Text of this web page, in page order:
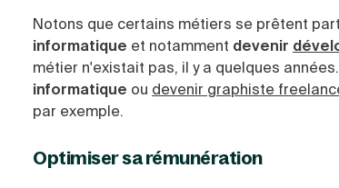
Notons que certains métiers se prêtent
informatique et notamment devenir
métier n'existait pas, il y a quelques
informatique ou devenir graphiste
par exemple.
Optimiser sa rémunération